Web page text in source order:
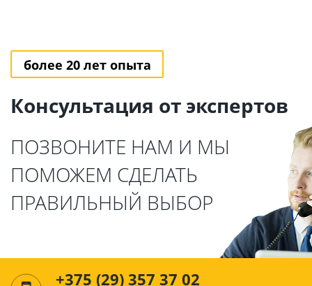
более 20 лет опыта
Консультация от экспертов
ПОЗВОНИТЕ НАМ И МЫ
ПОМОЖЕМ СДЕЛАТЬ
ПРАВИЛЬНЫЙ ВЫБОР
+375 (29) 357 37 02